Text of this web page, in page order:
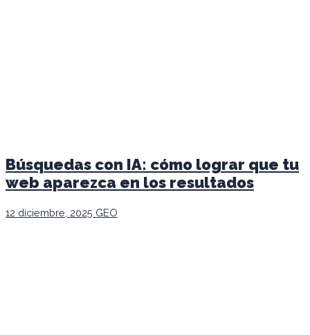
Búsquedas con IA: cómo lograr que tu
web aparezca en los resultados
12 diciembre, 2025 GEO